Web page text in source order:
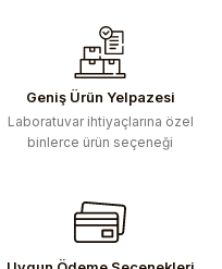
öneri formunu
Geniş Ürün Yelpazesi
Laboratuvar ihtiyaçlarına özel
binlerce ürün seçeneği